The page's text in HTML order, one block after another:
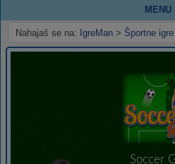
MENU
Nahajaš se na: IgreMan > Športne igre